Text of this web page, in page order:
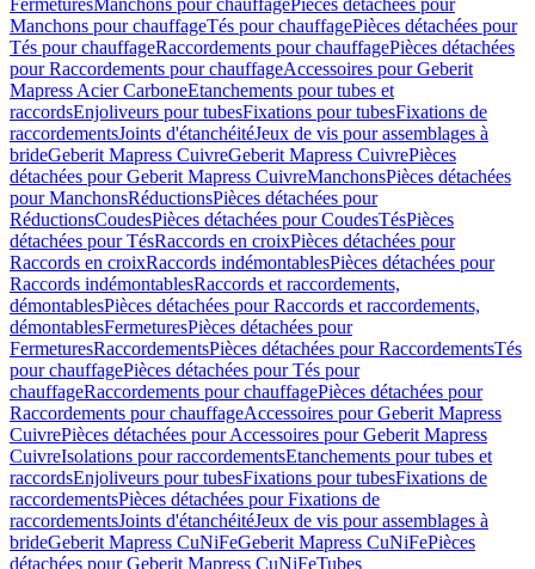
FermeturesManchons pour chauffagePièces détachées pour
Manchons pour chauffageTés pour chauffagePièces détachées pour
Tés pour chauffageRaccordements pour chauffagePièces détachées
pour Raccordements pour chauffageAccessoires pour Geberit
Mapress Acier CarboneEtanchements pour tubes et
raccordsEnjoliveurs pour tubesFixations pour tubesFixations de
raccordementsJoints d'étanchéitéJeux de vis pour assemblages à
brideGeberit Mapress CuivreGeberit Mapress CuivrePièces
détachées pour Geberit Mapress CuivreManchonsPièces détachées
pour ManchonsRéductionsPièces détachées pour
RéductionsCoudesPièces détachées pour CoudesTésPièces
détachées pour TésRaccords en croixPièces détachées pour
Raccords en croixRaccords indémontablesPièces détachées pour
Raccords indémontablesRaccords et raccordements,
démontablesPièces détachées pour Raccords et raccordements,
démontablesFermeturesPièces détachées pour
FermeturesRaccordementsPièces détachées pour RaccordementsTés
pour chauffagePièces détachées pour Tés pour
chauffageRaccordements pour chauffagePièces détachées pour
Raccordements pour chauffageAccessoires pour Geberit Mapress
CuivrePièces détachées pour Accessoires pour Geberit Mapress
CuivreIsolations pour raccordementsEtanchements pour tubes et
raccordsEnjoliveurs pour tubesFixations pour tubesFixations de
raccordementsPièces détachées pour Fixations de
raccordementsJoints d'étanchéitéJeux de vis pour assemblages à
brideGeberit Mapress CuNiFeGeberit Mapress CuNiFePièces
détachées pour Geberit Mapress CuNiFeTubes